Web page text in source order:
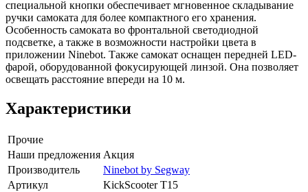
специальной кнопки обеспечивает мгновенное складывание
ручки самоката для более компактного его хранения.
Особенность самоката во фронтальной светодиодной
подсветке, а также в возможности настройки цвета в
приложении Ninebot. Также самокат оснащен передней LED-
фарой, оборудованной фокусирующей линзой. Она позволяет
освещать расстояние впереди на 10 м.
Характеристики
Прочие
Наши предложения Акция
Производитель
Ninebot by Segway
Артикул
KickScooter T15